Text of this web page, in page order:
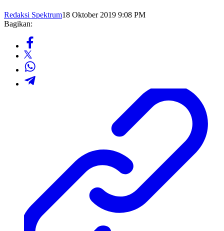
Redaksi Spektrum18 Oktober 2019 9:08 PM
Bagikan: